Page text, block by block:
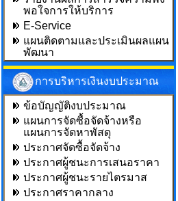
พอใจการให้บริการ
E-Service
แผนติดตามและประเมินผลแผน
พัฒนา
การบริหารเงินงบประมาณ
ข้อบัญญัติงบประมาณ
แผนการจัดซื้อจัดจ้างหรือ
แผนการจัดหาพัสดุ
ประกาศจัดซื้อจัดจ้าง
ประกาศผู้ชนะการเสนอราคา
ประกาศผู้ชนะรายไตรมาส
ประกาศราคากลาง